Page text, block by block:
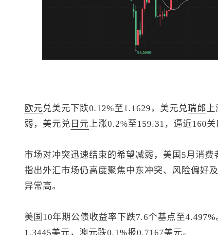
欧元兑美元下跌0.12%至1.1629， 美元兑瑞郎
弱， 美元兑 日元 上涨0.2%至159.31，逼近160
市场对冲突迅速结束的希望减弱，美国5月消
指出 外汇市场仍高度聚焦中东冲突、风险偏好
异常高。
美国10年期公债收益率下跌7.6个基点至
1.3445美元， 澳元跌0.1%报0.7167美元。